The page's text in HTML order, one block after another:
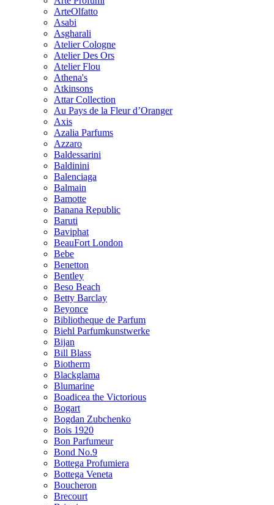
ArteOlfatto
Asabi
Asgharali
Atelier Cologne
Atelier Des Ors
Atelier Flou
Athena's
Atkinsons
Attar Collection
Au Pays de la Fleur d’Oranger
Axis
Azalia Parfums
Azzaro
Baldessarini
Baldinini
Balenciaga
Balmain
Bamotte
Banana Republic
Baruti
Baviphat
BeauFort London
Bebe
Benetton
Bentley
Beso Beach
Betty Barclay
Beyonce
Bibliotheque de Parfum
Biehl Parfumkunstwerke
Bijan
Bill Blass
Biotherm
Blackglama
Blumarine
Boadicea the Victorious
Bogart
Bogdan Zubchenko
Bois 1920
Bon Parfumeur
Bond No.9
Bottega Profumiera
Bottega Veneta
Boucheron
Brecourt